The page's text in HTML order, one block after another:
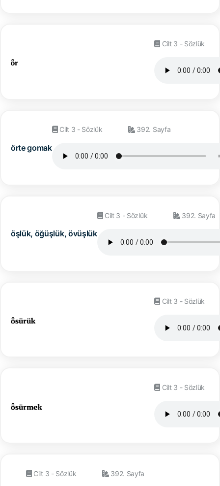
Cilt 3 - Sözlük
örte gomak
Cilt 3 - Sözlük 392. Sayfa
öşlük, öğüşlük, övüşlük
Cilt 3 - Sözlük 392. Sayfa
Cilt 3 - Sözlük
Cilt 3 - Sözlük
Cilt 3 - Sözlük 392. Sayfa